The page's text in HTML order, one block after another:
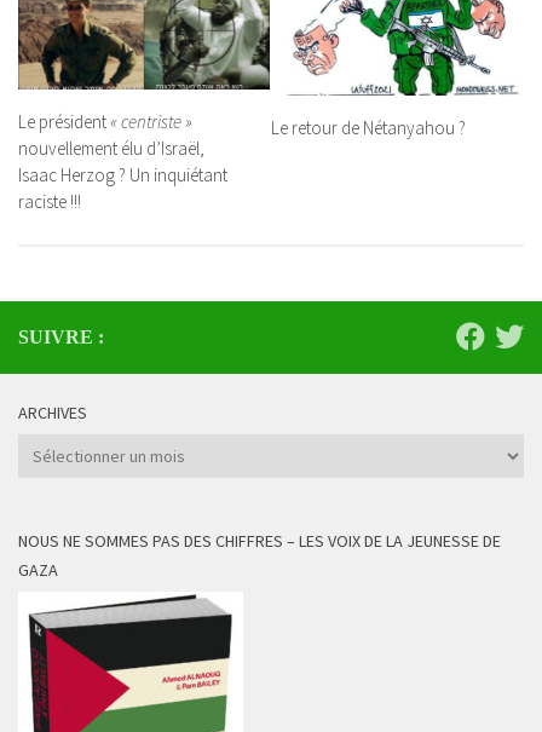
Le président« centriste »
nouvellement élu d’Israël,
Isaac Herzog ? Un inquiétant
raciste !!!
Le retour de Nétanyahou ?
SUIVRE :
ARCHIVES
Archives
NOUS NE SOMMES PAS DES CHIFFRES – LES VOIX DE LA JEUNESSE DE
GAZA